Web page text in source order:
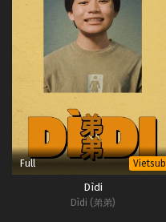
Full Vietsub
Dìdi
Dìdi (弟弟)